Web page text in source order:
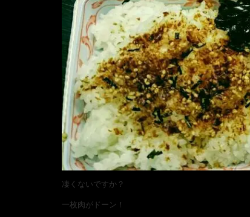
凄くないですか？
一枚肉がドーン！